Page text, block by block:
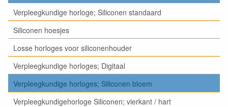
Verpleegkundige horloge; Siliconen standaard
Siliconen hoesjes
Losse horloges voor siliconenhouder
Verpleegkundige horloges; Digitaal
Verpleegkundige horloges; Siliconen bloem
Verpleegkundigehorloge Siliconen; vierkant / hart